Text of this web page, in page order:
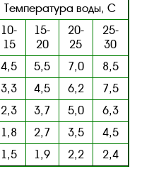
Температура воды, С
10-
15
15-
20
20-
25
25-
30
4,5 5,5 7,0
8,5
3,3 4,5 6,2
7,5
2,3 3,7 5,0
6,3
1,8 2,7 3,5
4,5
1,5 1,9 2,2 2,4